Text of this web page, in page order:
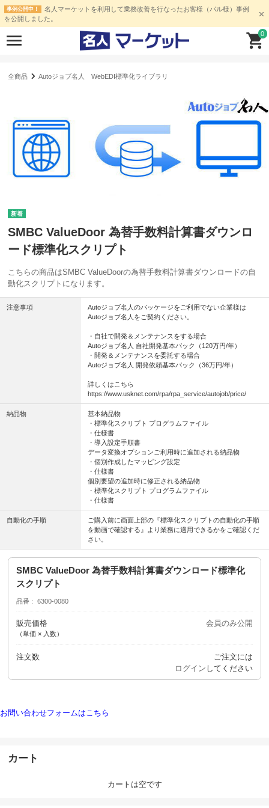
事例公開中！
名人マーケットを利用して業務改善を行なったお客様（パル様）事例
を公開しました。
0
全商品 Autoジョブ名人 WebEDI標準化ライブラリ
SMBC ValueDoor 為替手数料計算書ダウンロ
ード標準化スクリプト
こちらの商品はSMBC ValueDoorの為替手数料計算書ダウンロードの自
動化スクリプトになります。
注意事項
Autoジョブ名人のパッケージをご利用でない企業様は
Autoジョブ名人をご契約ください。
・自社で開発＆メンテナンスをする場合
Autoジョブ名人 自社開発基本パック（120万円/年）
・開発＆メンテナンスを委託する場合
Autoジョブ名人 開発依頼基本パック（36万円/年）
詳しくはこちら
https://www.usknet.com/rpa/rpa_service/autojob/price/
納品物
基本納品物
・標準化スクリプト プログラムファイル
・仕様書
・導入設定手順書
データ変換オプションご利用時に追加される納品物
・個別作成したマッピング設定
・仕様書
個別要望の追加時に修正される納品物
・標準化スクリプト プログラムファイル
・仕様書
自動化の手順
ご購入前に画面上部の『標準化スクリプトの自動化の手順
を動画で確認する』より業務に適用できるかをご確認くだ
さい。
SMBC ValueDoor 為替手数料計算書ダウンロード標準化
スクリプト
品番 6300-0080
販売価格
（単価 × 入数）
会員のみ公開
注文数
ご注文には
ログイン してください
お問い合わせフォームはこちら
カート
カートは空です